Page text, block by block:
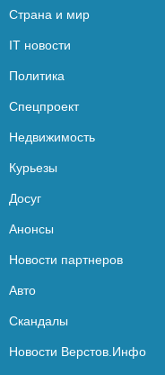
Страна и мир
IT новости
Политика
Спецпроект
Недвижимость
Курьезы
Досуг
Анонсы
Новости партнеров
Авто
Скандалы
Новости Верстов.Инфо